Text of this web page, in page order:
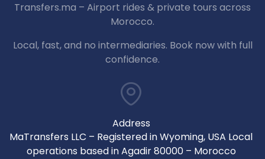
Transfers.ma – Airport rides & private tours across
Morocco.
Local, fast, and no intermediaries. Book now with full
confidence.
Address
MaTransfers LLC – Registered in Wyoming, USA Local
operations based in Agadir 80000 – Morocco